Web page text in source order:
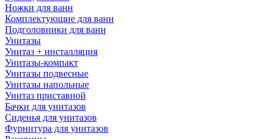
Ножки для ванн
Комплектующие для ванн
Подголовники для ванн
Унитазы
Унитаз + инсталляция
Унитазы-компакт
Унитазы подвесные
Унитазы напольные
Унитаз приставной
Бачки для унитазов
Сиденья для унитазов
Фурнитура для унитазов